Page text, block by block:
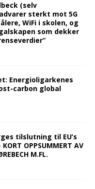
(selv
sterkt mot 5G
WiFi i skolen, og
som dekker
Energioligarkenes
carbon global
tilslutning til EU’s
OPPSUMMERT AV
M.FL.